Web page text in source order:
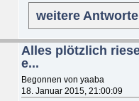
weitere
Alles plötzlich
e...
Begonnen von yaaba
18. Januar 2015, 21:00:09